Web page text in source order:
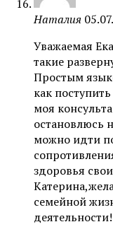
Наталия
Уважаемая
такие
Простым
как
моя
остановлюсь
можно идти
здоровья
семейной